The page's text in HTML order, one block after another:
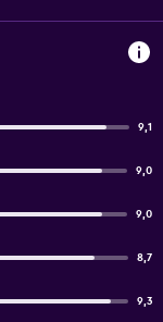
9,1
9,0
9,0
8,7
9,3